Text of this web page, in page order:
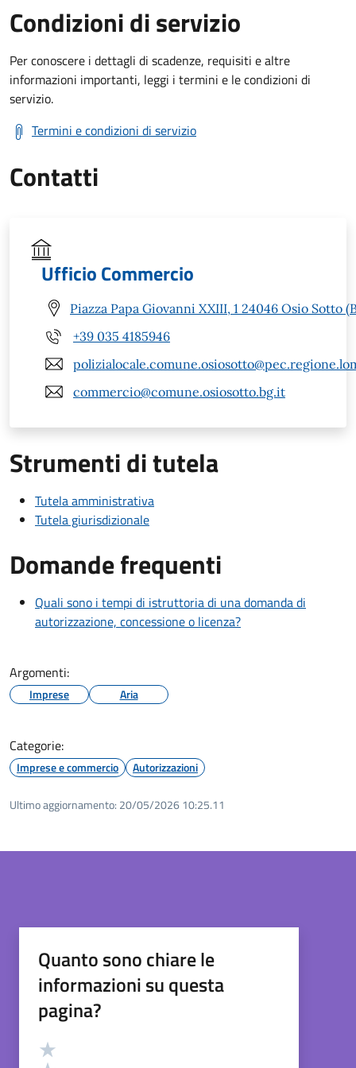
Condizioni di servizio
Per conoscere i dettagli di scadenze, requisiti e altre
informazioni importanti, leggi i termini e le condizioni di
servizio.
Termini e condizioni di servizio
Contatti
Ufficio Commercio
Piazza Papa Giovanni XXIII, 1 24046 Osio Sotto
+39 035 4185946
commercio@comune.osiosotto.bg.it
Strumenti di tutela
Tutela amministrativa
Tutela giurisdizionale
Domande frequenti
Quali sono i tempi di istruttoria di una domanda di
autorizzazione, concessione o licenza?
Argomenti:
Imprese Aria
Categorie:
Imprese e commercio Autorizzazioni
Ultimo aggiornamento: 20/05/2026 10:25.11
Quanto sono chiare le
informazioni su questa
pagina?
Valutazione